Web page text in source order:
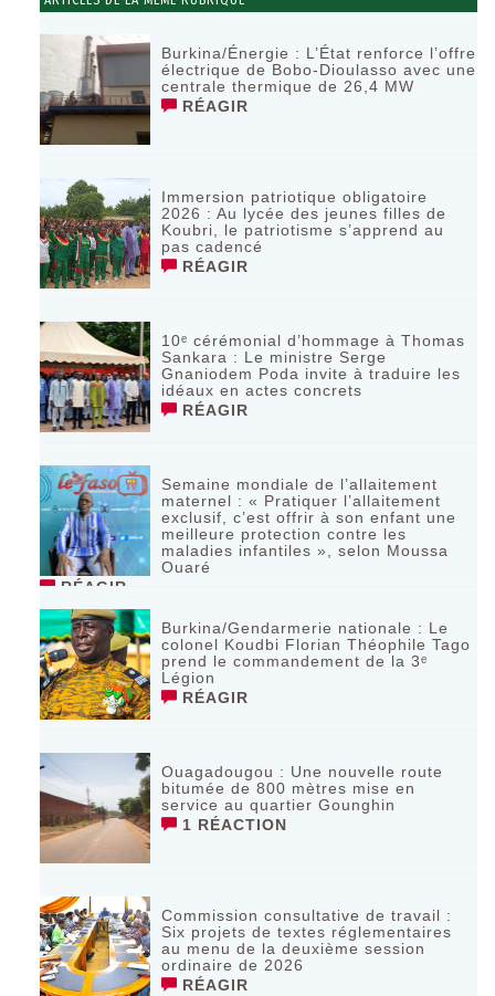
Burkina/Énergie : L’État renforce l’offre
électrique de Bobo-Dioulasso avec une
centrale thermique de 26,4 MW
RÉAGIR
Immersion patriotique obligatoire
2026 : Au lycée des jeunes filles de
Koubri, le patriotisme s’apprend au
pas cadencé
RÉAGIR
10ᵉ cérémonial d’hommage à Thomas
Sankara : Le ministre Serge
Gnaniodem Poda invite à traduire les
idéaux en actes concrets
RÉAGIR
Semaine mondiale de l’allaitement
maternel : « Pratiquer l’allaitement
exclusif, c’est offrir à son enfant une
meilleure protection contre les
maladies infantiles », selon Moussa
Ouaré
RÉAGIR
Burkina/Gendarmerie nationale : Le
colonel Koudbi Florian Théophile Tago
prend le commandement de la 3ᵉ
Légion
RÉAGIR
Ouagadougou : Une nouvelle route
bitumée de 800 mètres mise en
service au quartier Gounghin
1 RÉACTION
Commission consultative de travail :
Six projets de textes réglementaires
au menu de la deuxième session
ordinaire de 2026
RÉAGIR